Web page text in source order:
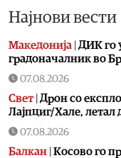
Најнови вести
Македонија ДИК го
градоначалник во
07.08.2026
Свет| Дрон со
Лајпциг/Хале,
07.08.2026
Балкан Косово го